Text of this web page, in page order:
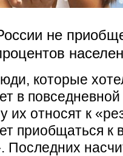
не
которые
в
их относят к
приобщаться к
Последних